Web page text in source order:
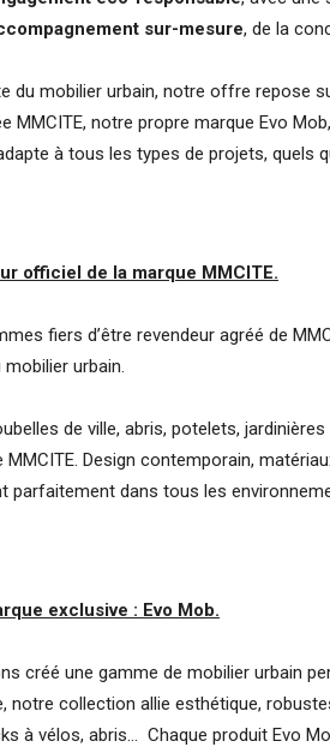
sur-mesure, de la
du mobilier urbain, notre offre repose
MMCITE, notre propre marque Evo
à tous les types de projets, quels
officiel de la marque MMCITE.
fiers d’être revendeur agréé de
mobilier urbain.
de ville, abris, potelets,
MMCITE. Design contemporain,
parfaitement dans tous les
exclusive : Evo Mob.
créé une gamme de mobilier urbain
notre collection allie esthétique,
à vélos, abris… Chaque produit Evo